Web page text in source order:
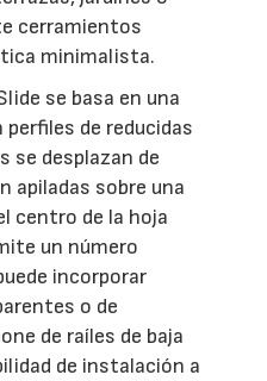
cerramientos
minimalista.
se basa en una
de reducidas
se desplazan de
apiladas sobre una
centro de la hoja
un número
incorporar
o de
de raíles de baja
de instalación a